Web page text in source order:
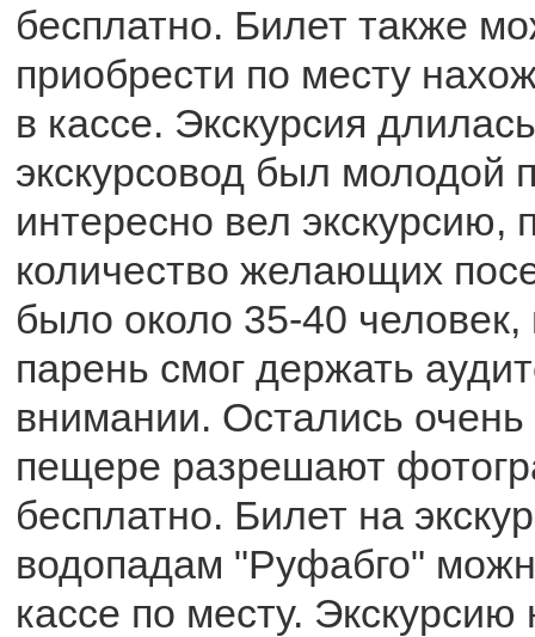
бесплатно. Билет также
приобрести по месту
в кассе. Экскурсия
экскурсовод был молодой
интересно вел экскурсию,
количество желающих
было около 35-40 человек,
парень смог держать
внимании. Остались
пещере разрешают
бесплатно. Билет на
водопадам "Руфабго"
кассе по месту. Экскурсию